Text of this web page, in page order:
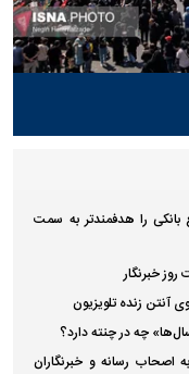
بانکی را هدفمندتر به سمت
روز خبرنگار
آنتن زنده تلویزیون
اصحاب رسانه و خبرنگاران